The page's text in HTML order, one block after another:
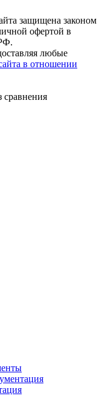
защищена законом
офертой в
любые
в отношении
сравнения